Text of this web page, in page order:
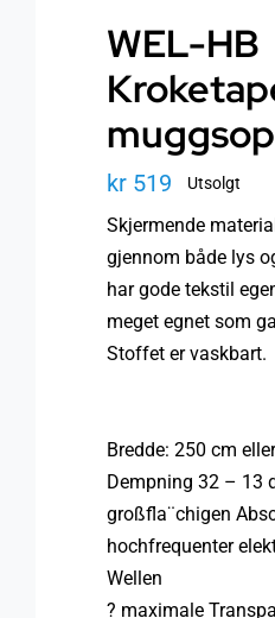
WEL-HB
kr 519 Utsolgt
Skjermende
gjennom både lys
har gode tekstil
meget egnet som
Stoffet er vaskbart.
Bredde: 250 cm
Dempning 32 – 13
großfla¨chigen
hochfrequenter
Wellen
? maximale